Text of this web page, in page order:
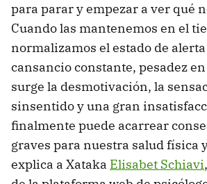
para parar y empezar a ver qué
Cuando las mantenemos en el
normalizamos el estado de
cansancio constante, pesadez
surge la desmotivación, la
sinsentido y una gran
finalmente puede acarrear
graves para nuestra salud física
explica a Xataka Elisabet Schiavi